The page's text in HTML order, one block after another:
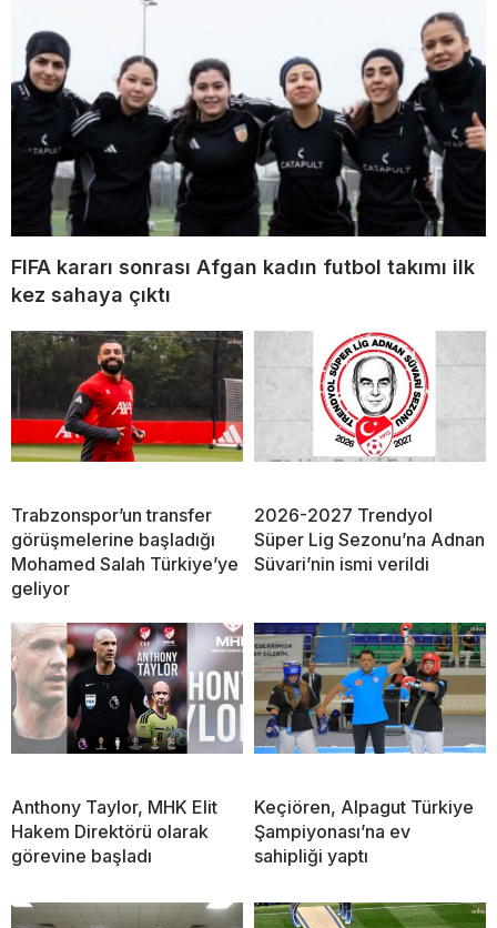
FIFA kararı sonrası Afgan kadın futbol takımı ilk
kez sahaya çıktı
Trabzonspor’un transfer
görüşmelerine başladığı
Mohamed Salah Türkiye’ye
geliyor
2026-2027 Trendyol
Süper Lig Sezonu’na Adnan
Süvari’nin ismi verildi
Anthony Taylor, MHK Elit
Hakem Direktörü olarak
görevine başladı
Keçiören, Alpagut Türkiye
Şampiyonası’na ev
sahipliği yaptı